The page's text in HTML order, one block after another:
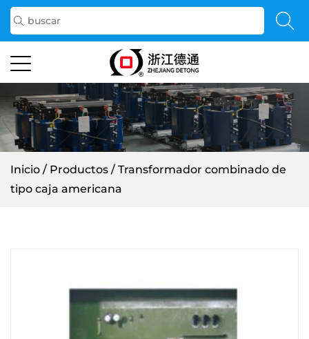
Inicio / Productos / Transformador combinado de
tipo caja americana